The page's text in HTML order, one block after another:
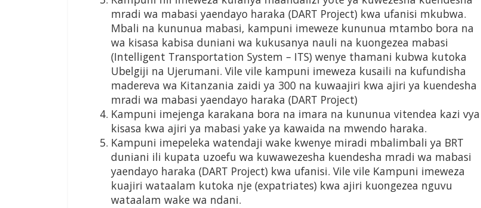
mradi wa mabasi yaendayo haraka (DART Project) kwa ufanisi mkubwa.
Mbali na kununua mabasi, kampuni imeweze kununua mtambo bora na
wa kisasa kabisa duniani wa kukusanya nauli na kuongezea mabasi
(Intelligent Transportation System – ITS) wenye thamani kubwa kutoka
Ubelgiji na Ujerumani. Vile vile kampuni imeweza kusaili na kufundisha
madereva wa Kitanzania zaidi ya 300 na kuwaajiri kwa ajiri ya kuendesha
mradi wa mabasi yaendayo haraka (DART Project)
Kampuni imejenga karakana bora na imara na kununua vitendea kazi vya
kisasa kwa ajiri ya mabasi yake ya kawaida na mwendo haraka.
Kampuni imepeleka watendaji wake kwenye miradi mbalimbali ya BRT
duniani ili kupata uzoefu wa kuwawezesha kuendesha mradi wa mabasi
yaendayo haraka (DART Project) kwa ufanisi. Vile vile Kampuni imeweza
kuajiri wataalam kutoka nje (expatriates) kwa ajiri kuongezea nguvu
wataalam wake wa ndani.